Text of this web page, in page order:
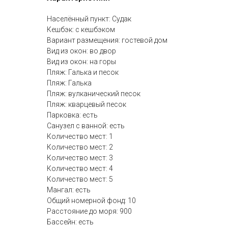
Населённый пункт: Судак
Кешбэк: с кешбэком
Вариант размещения: гостевой дом
Вид из окон: во двор
Вид из окон: на горы
Пляж: Галька и песок
Пляж: Галька
Пляж: вулканический песок
Пляж: кварцевый песок
Парковка: есть
Санузел с ванной: есть
Количество мест: 1
Количество мест: 2
Количество мест: 3
Количество мест: 4
Количество мест: 5
Мангал: есть
Общий номерной фонд: 10
Расстояние до моря: 900
Бассейн: есть